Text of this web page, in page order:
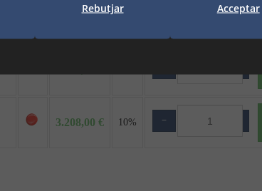
883,00 € 10% +
3.208,00 € 10% −
Rebutjar Acceptar